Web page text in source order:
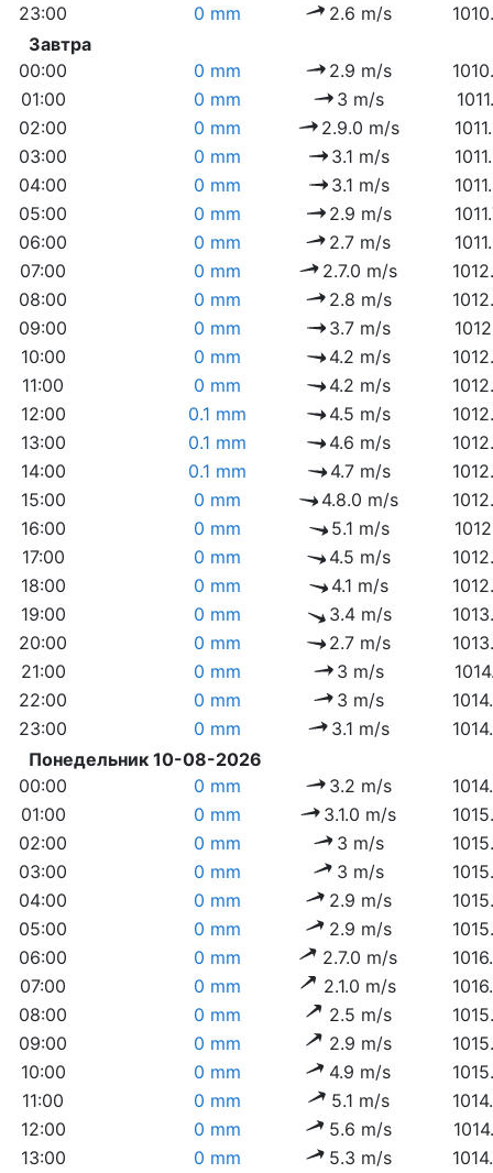
23:00
0 mm 2.6 m/s
Завтра
00:00
0 mm 2.9 m/s
01:00
0 mm 3 m/s
02:00
0 mm 2.9.0 m/s
03:00
0 mm 3.1 m/s
04:00
0 mm 3.1 m/s
05:00
0 mm 2.9 m/s
06:00
0 mm 2.7 m/s
07:00
0 mm 2.7.0 m/s
08:00
0 mm 2.8 m/s
09:00
0 mm 3.7 m/s
10:00
0 mm 4.2 m/s
11:00
0 mm 4.2 m/s
12:00
0.1 mm 4.5 m/s
13:00
0.1 mm 4.6 m/s
14:00
0.1 mm 4.7 m/s
15:00
0 mm 4.8.0 m/s
16:00
0 mm 5.1 m/s
17:00
0 mm 4.5 m/s
18:00
0 mm 4.1 m/s
19:00
0 mm 3.4 m/s
20:00
0 mm 2.7 m/s
21:00
0 mm 3 m/s
22:00
0 mm 3 m/s
23:00
0 mm 3.1 m/s
Понедельник 10-08-2026
00:00
0 mm 3.2 m/s
01:00
0 mm 3.1.0 m/s
02:00
0 mm 3 m/s
03:00
0 mm 3 m/s
04:00
0 mm 2.9 m/s
05:00
0 mm 2.9 m/s
06:00
0 mm 2.7.0 m/s
07:00
0 mm 2.1.0 m/s
08:00
0 mm 2.5 m/s
09:00
0 mm 2.9 m/s
10:00
0 mm 4.9 m/s
11:00
0 mm 5.1 m/s
12:00
0 mm 5.6 m/s
13:00
0 mm 5.3 m/s